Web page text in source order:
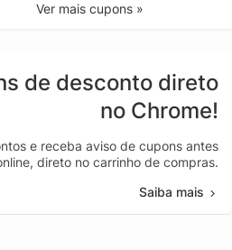
Ver mais cupons »
de desconto direto
no Chrome!
e receba aviso de cupons antes
direto no carrinho de compras.
Saiba mais